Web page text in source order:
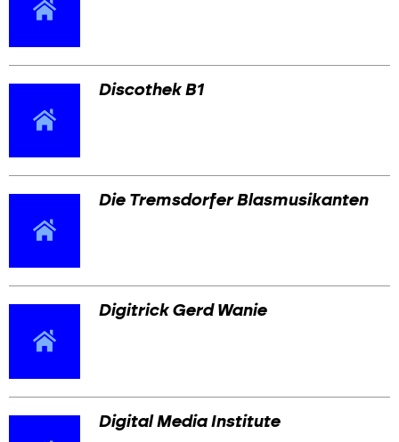
Discothek B1
Die Tremsdorfer Blasmusikanten
Digitrick Gerd Wanie
Digital Media Institute